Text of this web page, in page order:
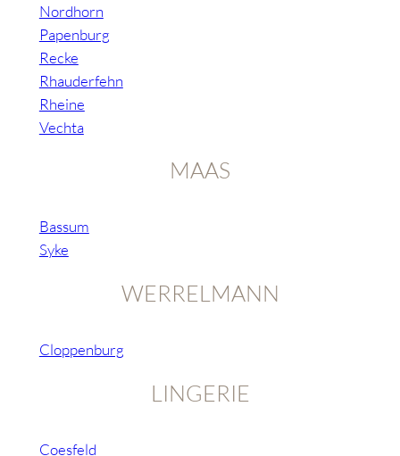
Nordhorn
Papenburg
Recke
Rhauderfehn
Rheine
Vechta
MAAS
Bassum
Syke
WERRELMANN
Cloppenburg
LINGERIE
Coesfeld